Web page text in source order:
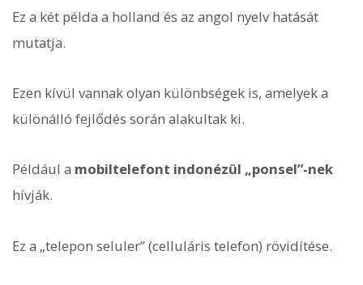
Ez a két példa a holland és az angol nyelv hatását
mutatja.
Ezen kívül vannak olyan különbségek is, amelyek a
különálló fejlődés során alakultak ki.
Például a mobiltelefont indonézül „ponsel”-nek
hívják.
Ez a „telepon seluler” (celluláris telefon) rövidítése.